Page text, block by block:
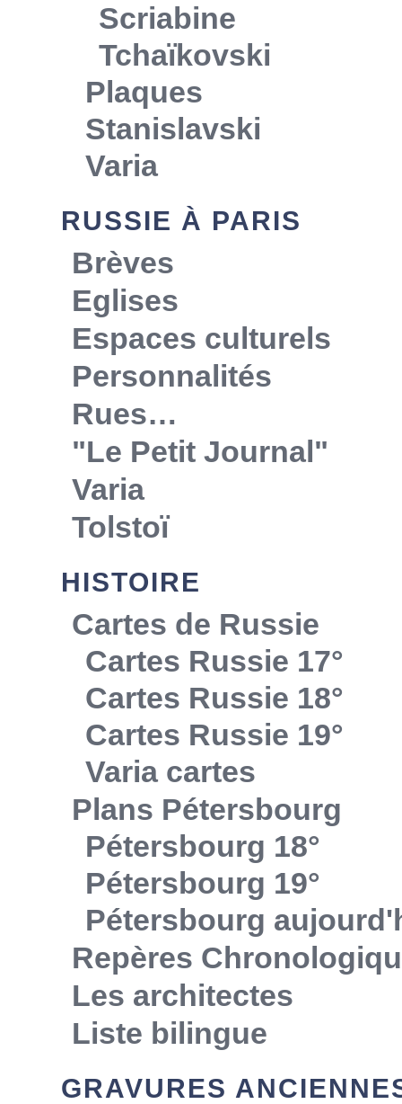
Scriabine
Tchaïkovski
Plaques
Stanislavski
Varia
RUSSIE À PARIS
Brèves
Eglises
Espaces culturels
Personnalités
Rues…
"Le Petit Journal"
Varia
Tolstoï
HISTOIRE
Cartes de Russie
Cartes Russie 17°
Cartes Russie 18°
Cartes Russie 19°
Varia cartes
Plans Pétersbourg
Pétersbourg 18°
Pétersbourg 19°
Pétersbourg
Repères
Les architectes
Liste bilingue
GRAVURES